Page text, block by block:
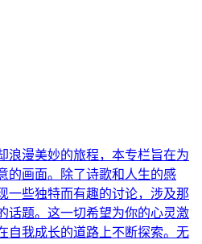
浪漫美妙的旅程，本专栏旨在为
的画面。除了诗歌和人生的感
一些独特而有趣的讨论，涉及那
话题。这一切希望为你的心灵激
自我成长的道路上不断探索。无